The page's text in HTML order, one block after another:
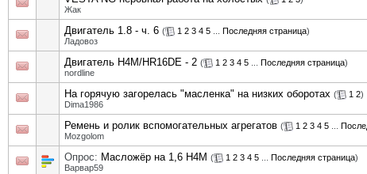
Жак
Двигатель 1.8 - ч. 6 ( 1 2 3 4 5 Последняя страница)
Ладовоз
Двигатель H4M/HR16DE - 2 ( 1 2 3 4 5 Последняя страница)
nordline
На горячую загорелась "масленка" на низких оборотах ( 1 2)
Dima1986
Ремень и ролик вспомогательных агрегатов ( 1 2 3 4 5
Mozgolom
Опрос: Масложёр на 1,6 Н4М ( 1 2 3 4 5 Последняя страница)
Варвар59